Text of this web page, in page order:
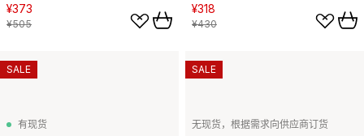
¥373
¥505
¥318
¥430
有现货
SALE
无现货，根据需求向供应商订货
SALE